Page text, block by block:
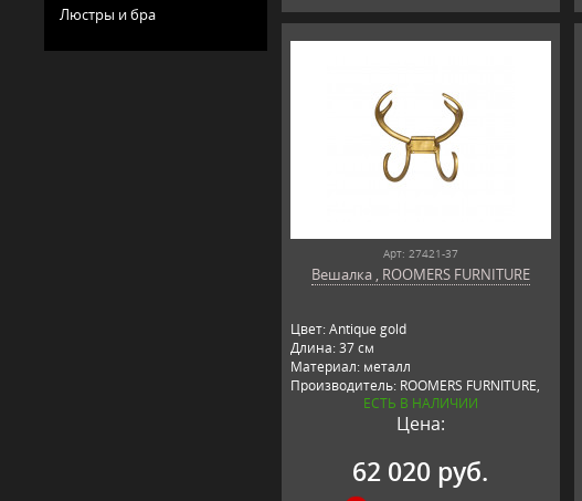
Люстры и бра
Арт: 27421-37
Вешалка , ROOMERS FURNITURE
Цвет: Antique gold
Длина: 37 см
Материал: металл
Производитель: ROOMERS FURNITURE,
НидерландыЕСТЬ В НАЛИЧИИ
Цена:
62 020 руб.